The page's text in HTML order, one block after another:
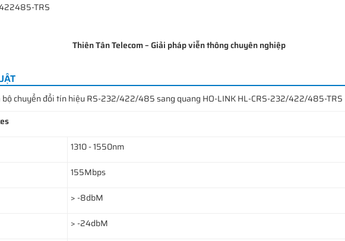
Thiên Tân Telecom – Giải pháp viễn thông chuyên nghiệp
bộ chuyển đổi tín hiệu RS-232/422/485 sang quang HO-LINK HL-CRS-232/422/485-TRS
1310 - 1550nm
155Mbps
> -8dbM
> -24dbM